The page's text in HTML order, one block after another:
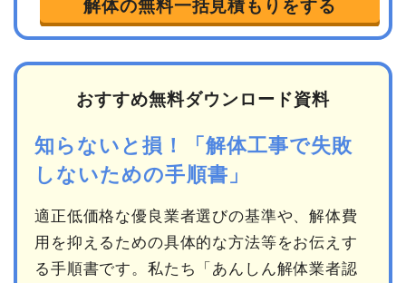
解体の無料一括見積もりをする
おすすめ無料ダウンロード資料
知らないと損！「解体工事で失敗
しないための手順書」
適正低価格な優良業者選びの基準や、解体費
用を抑えるための具体的な方法等をお伝えす
る手順書です。私たち「あんしん解体業者認